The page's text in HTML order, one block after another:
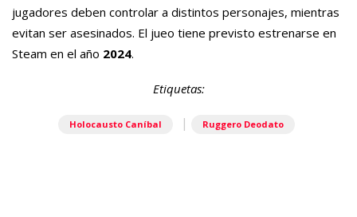
jugadores deben controlar a distintos personajes, mientras
evitan ser asesinados. El jueo tiene previsto estrenarse en
Steam en el año 2024.
Etiquetas:
Holocausto Caníbal | Ruggero Deodato